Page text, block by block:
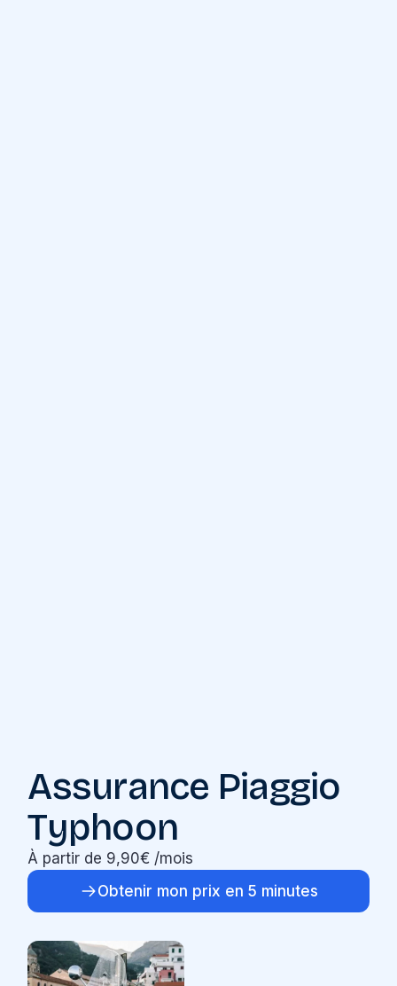
Assurance Piaggio
Typhoon
À partir de 9,90€ /mois
Obtenir mon prix en 5 minutes